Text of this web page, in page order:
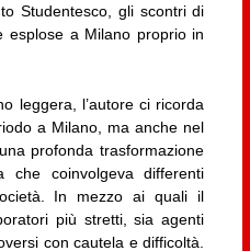
Studentesco, gli scontri di
esplose a Milano proprio in
leggera, l’autore ci ricorda
a Milano, ma anche nel
profonda trasformazione
che coinvolgeva differenti
In mezzo ai quali il
più stretti, sia agenti
con cautela e difficoltà.